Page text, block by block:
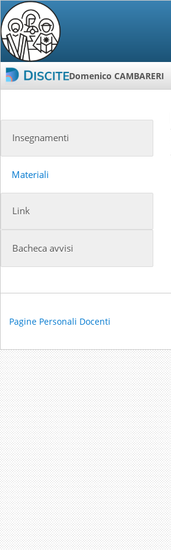
Domenico CAMBARERI
Insegnamenti
Materiali
Link
Bacheca avvisi
Pagine Personali Docenti